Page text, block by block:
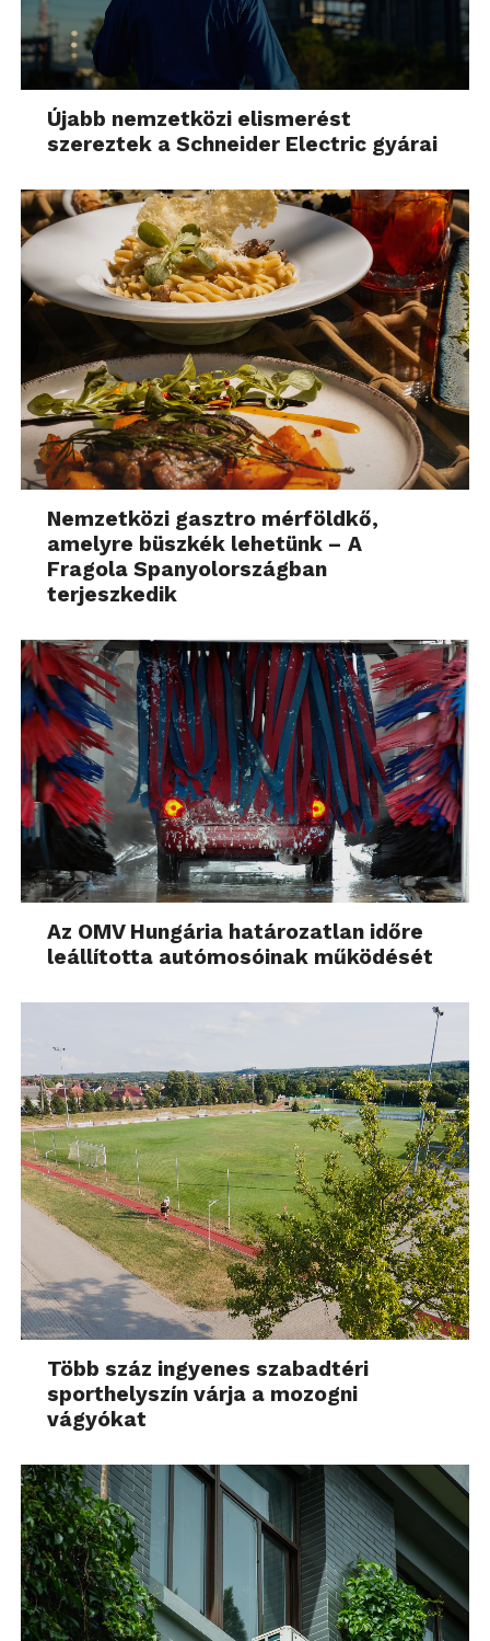
Újabb nemzetközi elismerést
szereztek a Schneider Electric gyárai
Nemzetközi gasztro mérföldkő,
amelyre büszkék lehetünk – A
Fragola Spanyolországban
terjeszkedik
Az OMV Hungária határozatlan időre
leállította autómosóinak működését
Több száz ingyenes szabadtéri
sporthelyszín várja a mozogni
vágyókat